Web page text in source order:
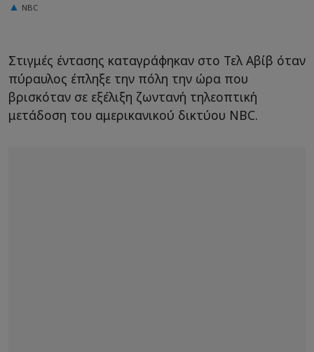
NBC
Στιγμές έντασης καταγράφηκαν στο Τελ Αβίβ όταν
πύραυλος έπληξε την πόλη την ώρα που
βρισκόταν σε εξέλιξη ζωντανή τηλεοπτική
μετάδοση του αμερικανικού δικτύου NBC.